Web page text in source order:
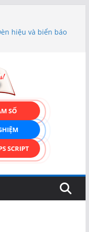
hiệu và biển báo
của thực vật
GIAO DIỆN ĐỈNH
FORM ONLINE
PHÍ!
SỐ
SCRIPT